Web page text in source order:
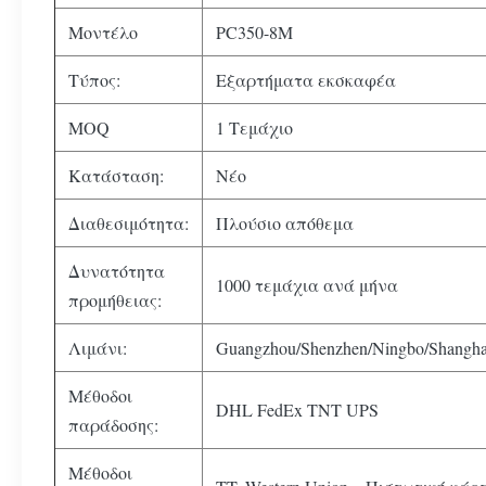
Μοντέλο PC350-8M
Τύπος: Εξαρτήματα εκσκαφέα
MOQ 1 Τεμάχιο
Κατάσταση: Νέο
Διαθεσιμότητα: Πλούσιο απόθεμα
Δυνατότητα
προμήθειας:
1000 τεμάχια ανά μήνα
Λιμάνι: Guangzhou/Shenzhen/Ningbo/
Μέθοδοι
παράδοσης:
DHL FedEx TNT UPS
Μέθοδοι